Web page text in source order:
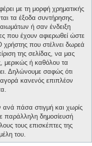
με τη μορφή χρηματικής
τα έξοδα συντήρησης,
ή σαν ένδειξη
που έχουν αφιερωθεί ώστε
χρήστης που στέλνει δωρεά
της σελίδας, να μας
μερικώς ή καθόλου τα
Δηλώνουμε σαφώς ότι
κανενός επιπλέον
πάσα στιγμή και χωρίς
παράλληλη δημοσίευσή
τους επισκέπτες της
του.